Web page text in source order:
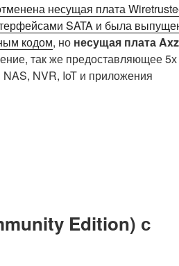
несущая плата
SATA и была
кодом, но несущая плата
так же предоставляющее 5х
NVR, IoT и приложения
Edition) с